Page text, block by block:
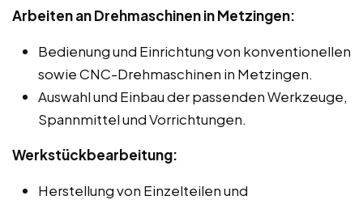
Arbeiten an Drehmaschinen in Metzingen:
Bedienung und Einrichtung von konventionellen
sowie CNC-Drehmaschinen in Metzingen.
Auswahl und Einbau der passenden Werkzeuge,
Spannmittel und Vorrichtungen.
Werkstückbearbeitung:
Herstellung von Einzelteilen und